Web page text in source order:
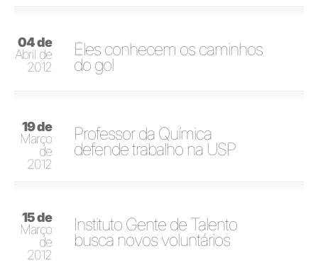
04 de
Abril de
2012
Eles conhecem os caminhos
do gol
19 de
Março
de
2012
Professor da Química
defende trabalho na USP
15 de
Março
de
2012
Instituto Gente de Talento
busca novos voluntários